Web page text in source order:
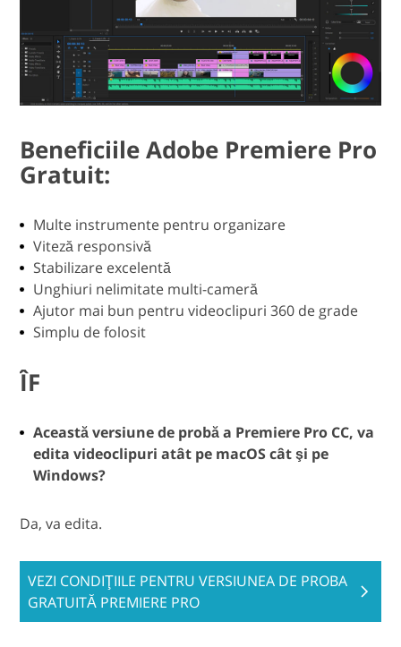
Beneficiile Adobe Premiere Pro
Gratuit:
Multe instrumente pentru organizare
Viteză responsivă
Stabilizare excelentă
Unghiuri nelimitate multi-cameră
Ajutor mai bun pentru videoclipuri 360 de grade
Simplu de folosit
ÎF
Această versiune de probă a Premiere Pro CC, va
edita videoclipuri atât pe macOS cât şi pe
Windows?
Da, va edita.
VEZI CONDIŢIILE PENTRU VERSIUNEA DE PROBA
GRATUITĂ PREMIERE PRO